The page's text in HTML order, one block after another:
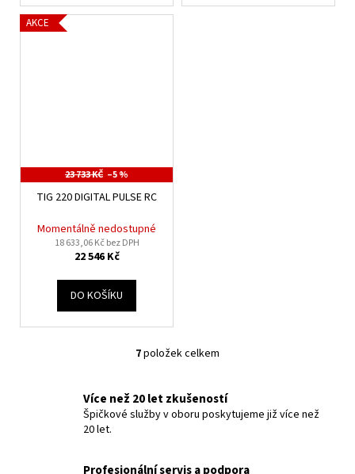
AKCE
23 733 KČ –5 %
TIG 220 DIGITAL PULSE RC
Momentálně nedostupné
18 633,06 Kč bez DPH
22 546 Kč
DO KOŠÍKU
O
l
á
c
7položek celkem
Více než 20 let zkušeností
Špičkové služby v oboru poskytujeme již více než
20 let.
Profesionální servis a podpora